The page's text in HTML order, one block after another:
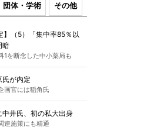
団体・学術 その他
】（5）「集中率85％以
暗
1を断念した中小薬局も
氏が内定
画官には稲角氏
井氏、初の私大出身
連施策にも精通